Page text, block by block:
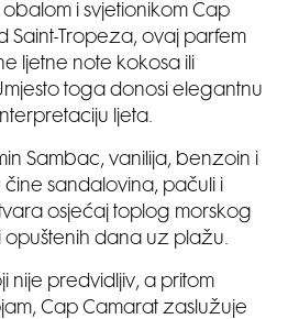
obalom i svjetionikom Cap
Saint-Tropeza, ovaj parfem
ljetne note kokosa ili
toga donosi elegantnu
ljeta.
Sambac, vanilija, benzoin i
sandalovina, pačuli i
osjećaj toplog morskog
dana uz plažu.
nije predvidljiv, a pritom
Cap Camarat zaslužuje